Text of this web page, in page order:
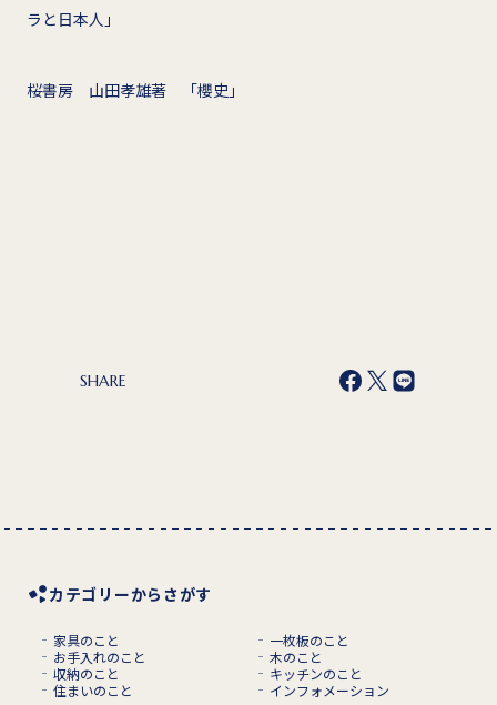
ラと日本人」
桜書房 山田孝雄著 「櫻史」
SHARE
カテゴリーからさがす
家具のこと
一枚板のこと
お手入れのこと
木のこと
収納のこと
キッチンのこと
住まいのこと
インフォメーション